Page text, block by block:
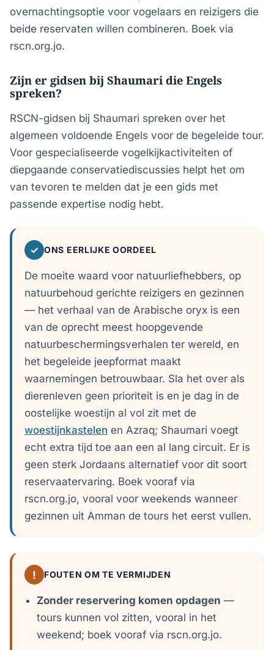
overnachtingsoptie voor vogelaars en reizigers die
beide reservaten willen combineren. Boek via
rscn.org.jo.
Zijn er gidsen bij Shaumari die Engels
spreken?
RSCN-gidsen bij Shaumari spreken over het
algemeen voldoende Engels voor de begeleide tour.
Voor gespecialiseerde vogelkijkactiviteiten of
diepgaande conservatiediscussies helpt het om
van tevoren te melden dat je een gids met
passende expertise nodig hebt.
✓ ONS EERLIJKE OORDEEL
De moeite waard voor natuurliefhebbers, op
natuurbehoud gerichte reizigers en gezinnen
— het verhaal van de Arabische oryx is een
van de oprecht meest hoopgevende
natuurbeschermingsverhalen ter wereld, en
het begeleide jeepformat maakt
waarnemingen betrouwbaar. Sla het over als
dierenleven geen prioriteit is en je dag in de
oostelijke woestijn al vol zit met de
woestijnkastelen en Azraq; Shaumari voegt
echt extra tijd toe aan een al lang circuit. Er is
geen sterk Jordaans alternatief voor dit soort
reservaatervaring. Boek vooraf via
rscn.org.jo, vooral voor weekends wanneer
gezinnen uit Amman de tours het eerst vullen.
! FOUTEN OM TE VERMIJDEN
Zonder reservering komen opdagen —
tours kunnen vol zitten, vooral in het
weekend; boek vooraf via rscn.org.jo.